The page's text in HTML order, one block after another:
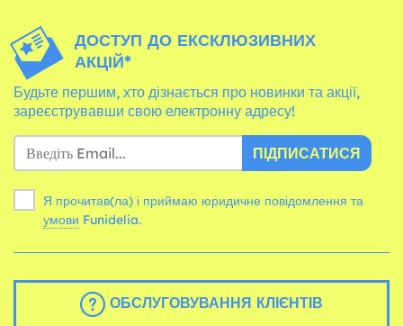
ДОСТУП ДО ЕКСКЛЮЗИВНИХ
АКЦІЙ*
Будьте першим, хто дізнається про новинки та акції,
зареєструвавши свою електронну адресу!
ПІДПИСАТИСЯ
Я прочитав(ла) і приймаю юридичне повідомлення та
умови Funidelia.
ОБСЛУГОВУВАННЯ КЛІЄНТІВ